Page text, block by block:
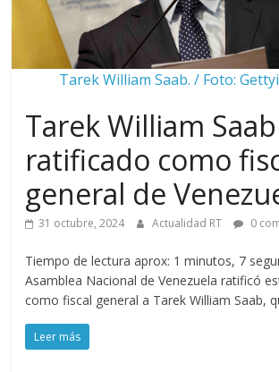
Tarek William Saab. / Foto:
Tarek William
ratificado como
general de
31 octubre, 2024 Actualidad RT 0
Tiempo de lectura aprox: 1 minutos, 7
Asamblea Nacional de Venezuela ratificó
como fiscal general a Tarek William Saab,
Leer más